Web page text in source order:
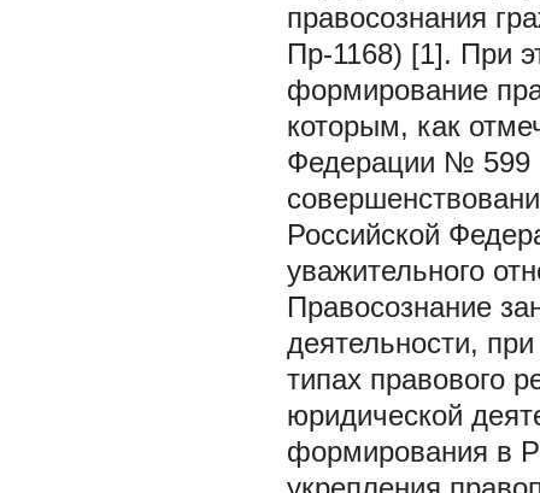
правосознания
Пр-1168) [1]. При
формирование
которым, как
Федерации № 599
Российской
уважительного
Правосознание
деятельности,
типах правового
юридической
формирования в